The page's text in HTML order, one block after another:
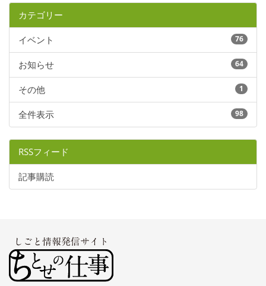
カテゴリー
イベント 76
お知らせ 64
その他 1
全件表示 98
RSSフィード
記事購読